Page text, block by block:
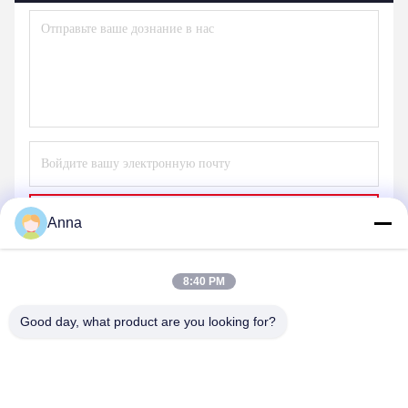
Anna
8:40 PM
Good day, what product are you looking for?